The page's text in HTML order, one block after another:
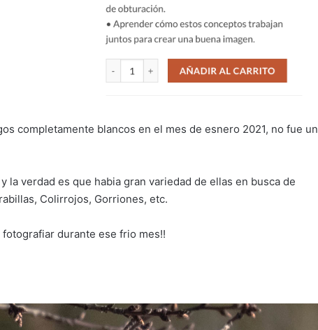
completamente blancos en el mes de esnero 2021, no fue un
la verdad es que habia gran variedad de ellas en busca de
Colirrojos, Gorriones, etc.
durante ese frio mes!!